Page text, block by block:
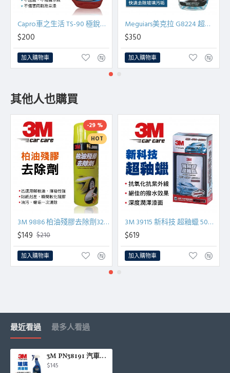
Capro車之生活 TS-90 極銳澤2代 防霧型玻璃油膜去除劑850ml
$200
加入購物車
Meguiars美克拉 G8224 超清晰玻璃保養液710ml
$350
加入購物車
其他人也購買
HOT
-29 %
3M 9886 柏油殘膠去除劑320g
$149 $210
加入購物車
3M 39115 新科技 超釉蠟 500ml
$619
加入購物車
最近看過 最多人看過
3M PN38191 汽車玻璃清潔劑525ml
$145